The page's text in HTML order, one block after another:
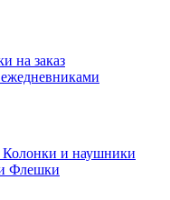
на заказ
Колонки и наушники
Флешки